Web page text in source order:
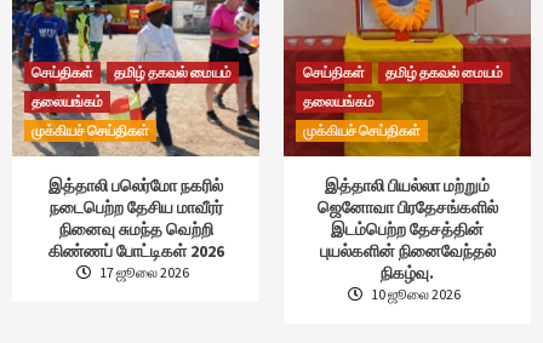
செய்திகள்
தமிழ் தகவல் மையம்
தலையங்கம்
முக்கியச் செய்திகள்
இத்தாலி பலெர்மோ நகரில்
நடைபெற்ற தேசிய மாவீரர்
நினைவு சுமந்த வெற்றி
கிண்ணப் போட்டிகள் 2026
17 ஜூலை 2026
செய்திகள்
தமிழ் தகவல் மையம்
தலையங்கம்
முக்கியச் செய்திகள்
இத்தாலி பியல்லா மற்றும்
ஜெனோவா பிரதேசங்களில்
இடம்பெற்ற தேசத்தின்
புயல்களின் நினைவேந்தல்
நிகழ்வு.
10 ஜூலை 2026